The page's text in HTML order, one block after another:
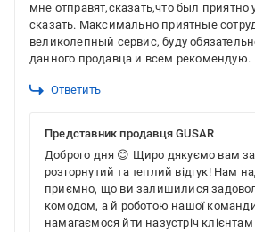
мне отправят,сказать,что был приятно
сказать. Максимально приятные
великолепный сервис, буду
данного продавца и всем рекомендую.
Ответить
Представник продавця GUSAR
Доброго дня 😊 Щиро дякуємо вам
розгорнутий та теплий відгук! Нам
приємно, що ви залишилися
комодом, а й роботою нашої
намагаємося йти назустріч клієнтам